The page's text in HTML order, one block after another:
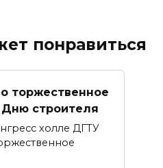
понравиться
торжественное
Дню строителя
холле ДГТУ